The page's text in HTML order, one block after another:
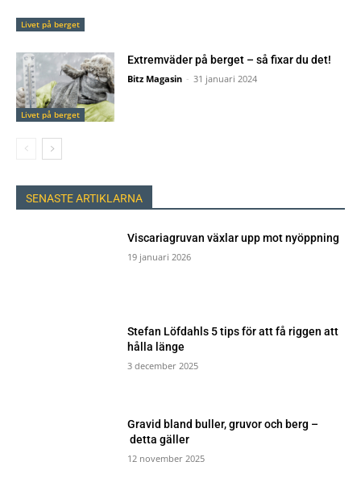
Livet på berget
Livet på berget
Extremväder på berget – så fixar du det!
Bitz Magasin - 31 januari 2024
SENASTE ARTIKLARNA
Viscariagruvan växlar upp mot nyöppning
19 januari 2026
Stefan Löfdahls 5 tips för att få riggen att
hålla länge
3 december 2025
Gravid bland buller, gruvor och berg –
detta gäller
12 november 2025